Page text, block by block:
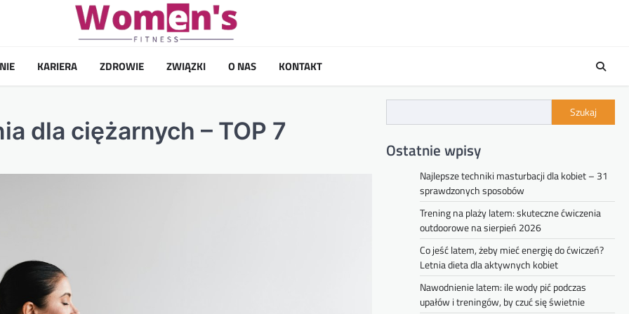
KARIERA ZDROWIE ZWIĄZKI O NAS KONTAKT
dla ciężarnych – TOP 7
Szukaj
Ostatnie wpisy
Najlepsze techniki masturbacji dla kobiet – 31
sprawdzonych sposobów
Trening na plaży latem: skuteczne ćwiczenia
outdoorowe na sierpień 2026
Co jeść latem, żeby mieć energię do ćwiczeń?
Letnia dieta dla aktywnych kobiet
Nawodnienie latem: ile wody pić podczas
upałów i treningów, by czuć się świetnie